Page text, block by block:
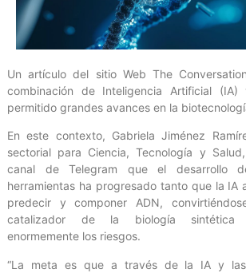
Un artículo del sitio Web The
combinación de Inteligencia Artificial
permitido grandes avances en la
En este contexto, Gabriela Jiménez
sectorial para Ciencia, Tecnología y
canal de Telegram que el desarrollo
herramientas ha progresado tanto que la IA
predecir y componer ADN,
catalizador de la biología sintética
enormemente los riesgos.
“La meta es que a través de la IA y